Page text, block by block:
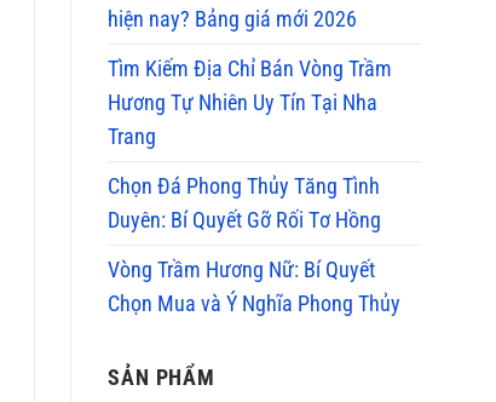
hiện nay? Bảng giá mới 2026
Tìm Kiếm Địa Chỉ Bán Vòng Trầm
Hương Tự Nhiên Uy Tín Tại Nha
Trang
Chọn Đá Phong Thủy Tăng Tình
Duyên: Bí Quyết Gỡ Rối Tơ Hồng
Vòng Trầm Hương Nữ: Bí Quyết
Chọn Mua và Ý Nghĩa Phong Thủy
SẢN PHẨM